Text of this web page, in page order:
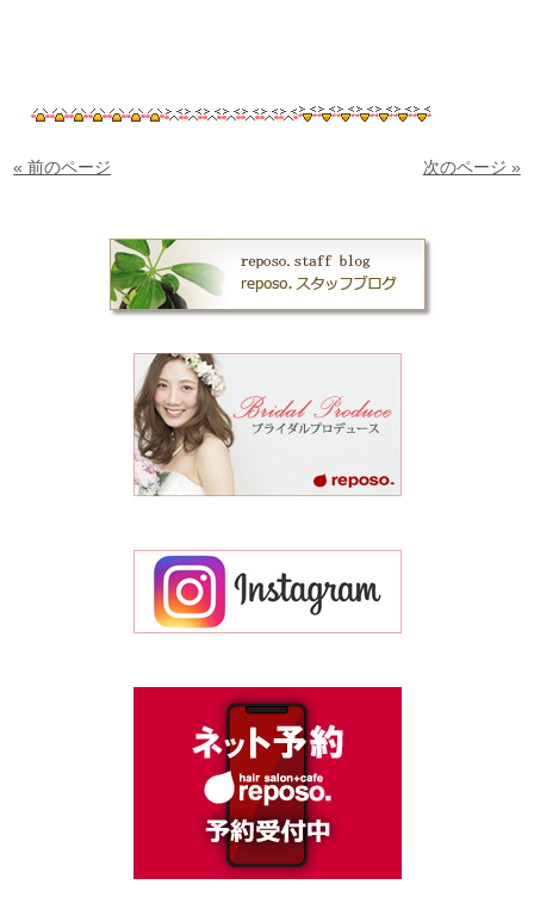
« 前のページ 次のページ »